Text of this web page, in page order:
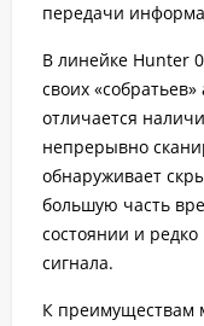
передачи
В линейке Hunter
своих
отличается
непрерывно
обнаруживает
большую часть
состоянии и
сигнала.
К преимуществам